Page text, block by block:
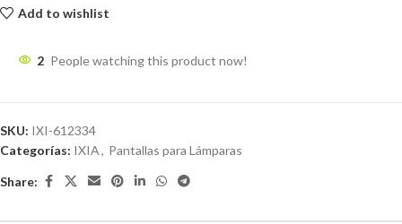
Add to wishlist
2 People watching this product now!
SKU: IXI-612334
Categorías: IXIA, Pantallas para Lámparas
Share: